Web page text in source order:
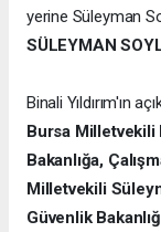
yerine Süleyman
SÜLEYMAN
Binali Yıldırım'ın
Bursa Milletvekili
Bakanlığa,
Milletvekili
Güvenlik